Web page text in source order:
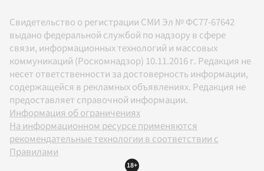
Свидетельство о регистрации СМИ Эл № ФС77-67642
выдано федеральной службой по надзору в сфере
связи, информационных технологий и массовых
коммуникаций (Роскомнадзор) 10.11.2016 г. Редакция не
несет ответственности за достоверность информации,
содержащейся в рекламных объявлениях. Редакция не
предоставляет справочной информации.
Информация об ограничениях
На информационном ресурсе применяются
рекомендательные технологии в соответствии с
Правилами
18+